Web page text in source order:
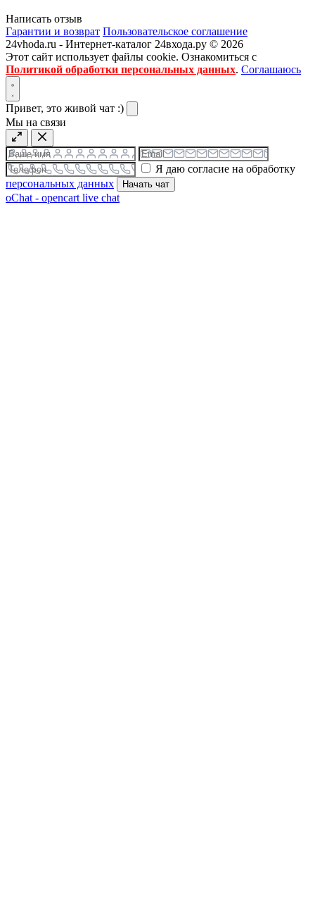
Написать отзыв
Гарантии и возврат Пользовательское соглашение
24vhoda.ru - Интернет-каталог 24входа.ру © 2026
Этот сайт использует файлы cookie. Ознакомиться с
Политикой обработки персональных данных. Соглашаюсь
Привет, это живой чат :)
Мы на связи
Я даю согласие на обработку
персональных данных
Начать чат
oChat - opencart live chat